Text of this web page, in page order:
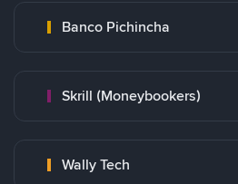
Banco Pichincha
Skrill (Moneybookers)
Wally Tech